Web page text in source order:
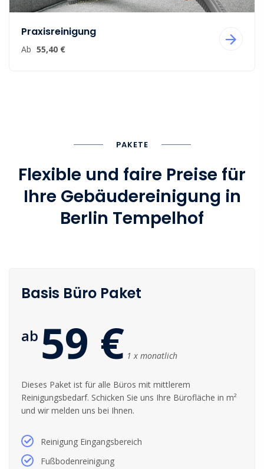
Praxisreinigung
Ab 55,40 €
PAKETE
Flexible und faire Preise für
Ihre Gebäudereinigung in
Berlin Tempelhof
Basis Büro Paket
ab 59 € 1 x monatlich
Dieses Paket ist für alle Büros mit mittlerem
Reinigungsbedarf. Schicken Sie uns Ihre Bürofläche in m²
und wir melden uns bei Ihnen.
Reinigung Eingangsbereich
Fußbodenreinigung